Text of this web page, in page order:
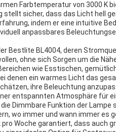
Farbtemperatur von 3000 K
stellt sicher, dass das Licht hell
indem er eine intuitive
anpassbares
Bestlite BL4004, deren
ohne sich Sorgen um die
wie Esstischen,
denen ein warmes Licht das
ihre Beleuchtung
entspannten Atmosphäre für
Dimmbare Funktion der
wo immer und wann immer es
Woche garantiert, dass auch